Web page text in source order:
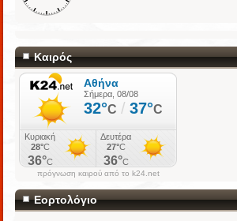
Καιρός
πρόγνωση καιρού από το k24.net
Εορτολόγιο